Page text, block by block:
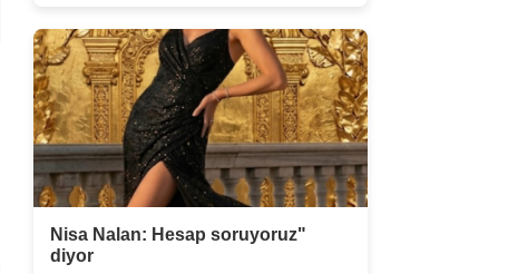
Nisa Nalan: Hesap soruyoruz"
diyor